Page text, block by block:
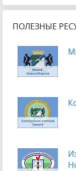
ПОЛЕЗНЫЕ